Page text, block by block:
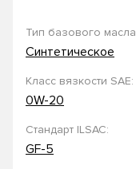
Тип базового
Синтетическое
Класс вязкости SAE:
0W-20
Стандарт ILSAC:
GF-5